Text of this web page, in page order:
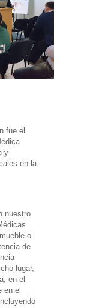
fue el
y
en la
nuestro
o
de
lugar,
en el
en el